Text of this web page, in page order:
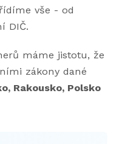
vše - od
DIČ.
máme jistotu, že
zákony dané
Rakousko, Polsko